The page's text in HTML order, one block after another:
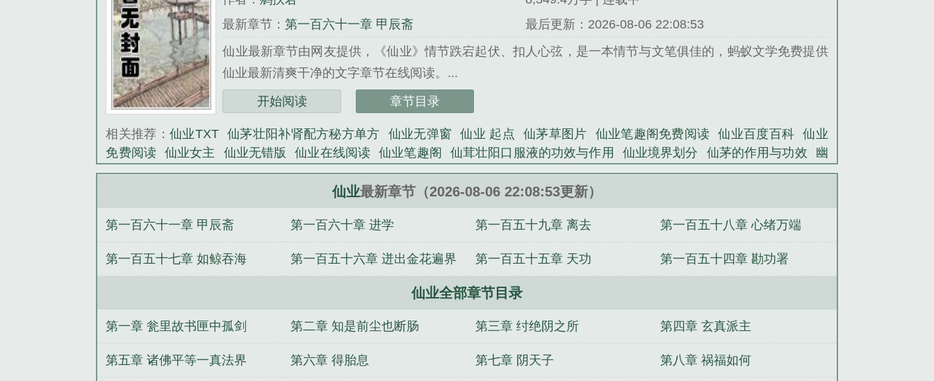
最新章节：第一百六十一章 甲辰斋
最后更新：2026-08-06 22:08:53
仙业最新章节由网友提供，《仙业》情节跌宕起伏、扣人心弦，是一本情节与文笔俱佳的，蚂蚁文学免费提供
仙业最新清爽干净的文字章节在线阅读。...
《仙业》是鹓扶君精心创作的其他类小说。
开始阅读 章节目录
相关推荐： 仙业TXT 仙茅壮阳补肾配方秘方单方 仙业无弹窗 仙业 起点 仙茅草图片 仙业笔趣阁免费阅读 仙业百度百科
仙业
免费阅读
仙业女主 仙业无错版 仙业在线阅读 仙业笔趣阁 仙茸壮阳口服液的功效与作用 仙业境界划分 仙茅的作用与功效
幽
冥仙途 仙业TXT百度 仙业txt 仙业百科 仙业起点中文网 仙业好看吗 仙业笔趣阁在线阅读 仙茅 网游之剑刃舞者 重生末世：
世子凶猛：这个小娘子，我抢定了 神魂归：绝世帝女她杀回来了 接亲出轨？重生真嫡女当场乱杀
遮天超脱永恒：从护道叶天帝开始 全职法师之十二卫守护 我这钓鱼竿永不空军，你送给真空军了？ 嘴贱王者，舔遍万界 人在废
子贵夺凤位
仙业最新章节（2026-08-06 22:08:53更新）
第一百六十一章 甲辰斋 第一百六十章 进学 第一百五十九章 离去 第一百五十八章 心绪万端
第一百五十七章 如鲸吞海 第一百五十六章 迸出金花遍界 第一百五十五章 天功 第一百五十四章 勘功署
仙业全部章节目录
第一章 瓮里故书匣中孤剑 第二章 知是前尘也断肠 第三章 纣绝阴之所 第四章 玄真派主
第五章 诸佛平等一真法界 第六章 得胎息 第七章 阴天子 第八章 祸福如何